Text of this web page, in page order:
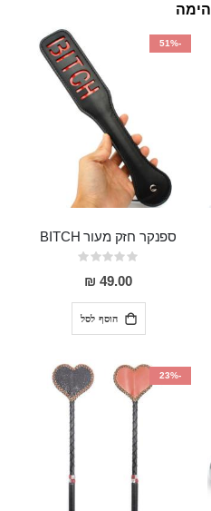
-51%
ספנקר חזק מעור BITCH
Rating:
0%
49.00 ₪
הוסף לסל
-23%